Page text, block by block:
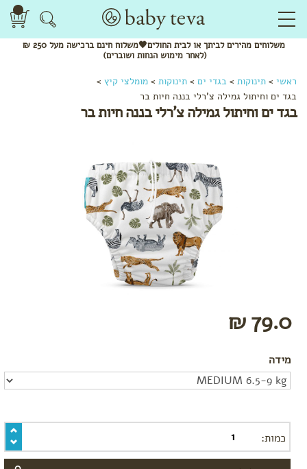
משלוחיםמהיריםלביתך או לבית החולים🖤משלוחחינם
ברכישה מעל 250 ₪
(לאחר מימוש הנחות ושוברים)
מומלצי
טקסטיל
לתינוק
לפי
משחק
אמבטיה
ראשי > תינוקות > בגדי ים > תינוקות > מומלצי קיץ >
בגד ים וחיתול גמילה צ'רלי בננה חיות בר
בגד ים וחיתול גמילה צ'רלי בננה חיות בר
79.0 ₪
מידה
כמות: